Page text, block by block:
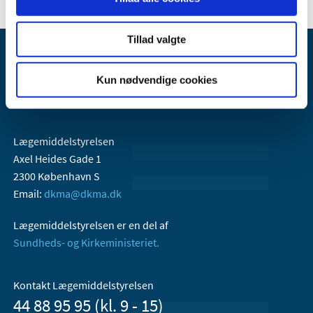
Tillad valgte
Kun nødvendige cookies
Lægemiddelstyrelsen
Axel Heides Gade 1
2300 København S
Email: dkma@dkma.dk
Lægemiddelstyrelsen er en del af
Sundheds- og Kirkeministeriet.
Kontakt Lægemiddelstyrelsen
44 88 95 95 (kl. 9 - 15)